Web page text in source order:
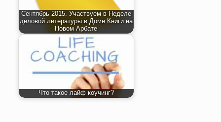
Сентябрь 2015. Участвуем в Неделе
деловой литературы в Доме Книги на
Новом Арбате
Что такое лайф коучинг?